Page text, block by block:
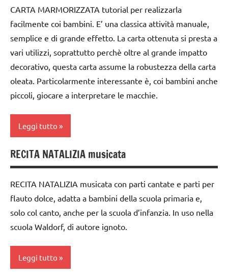
TUTTI GLI
ARTICOLI
didattico
per
Natale
Natale
racconti
TUTTI GLI
TUTTI GLI
ARTICOLI
carta
Compleanni
dai
3 ai
papà
FESTE
DELL'ANNO
LAVORETTI
libri
fatti
a
tecniche
varie
CARTA MARMORIZZATA tutorial per realizzarla
facilmente coi bambini. E’ una classica attività manuale,
semplice e di grande effetto. La carta ottenuta si presta a
vari utilizzi, soprattutto perchè oltre al grande impatto
decorativo, questa carta assume la robustezza della carta
oleata. Particolarmente interessante è, coi bambini anche
piccoli, giocare a interpretare le macchie.
Leggi tutto
ARTE
IMMAGINE
carta
dai
6
anni
dai
RECITA NATALIZIA musicata
RECITA NATALIZIA musicata con parti cantate e parti per
flauto dolce, adatta a bambini della scuola primaria e,
solo col canto, anche per la scuola d’infanzia. In uso nella
scuola Waldorf, di autore ignoto.
Leggi tutto